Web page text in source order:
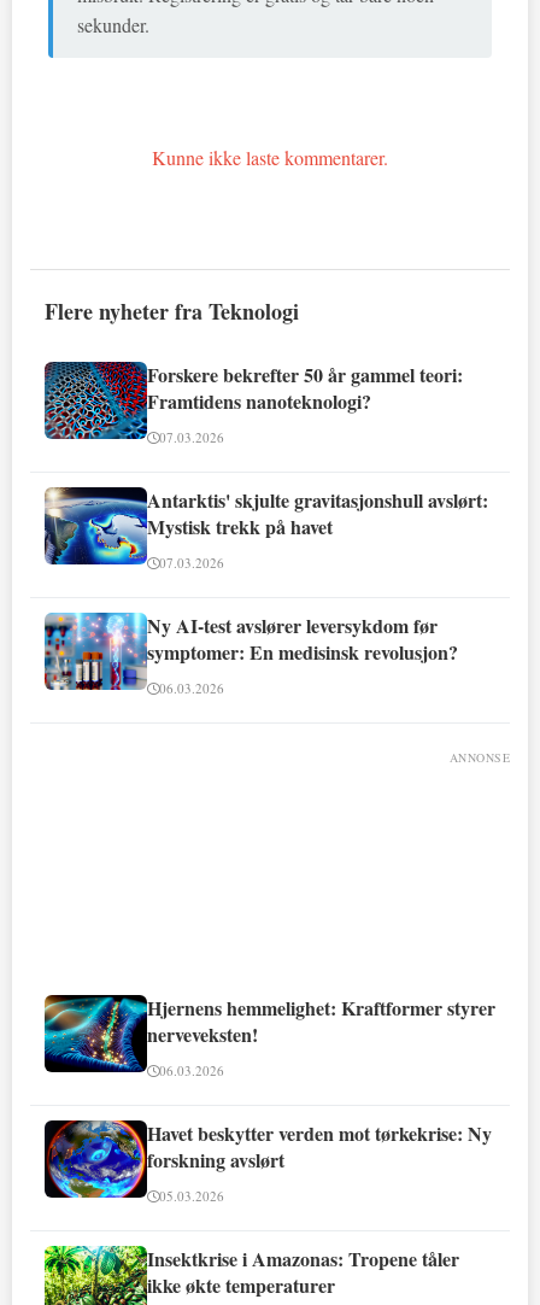
sekunder.
Kunne ikke laste kommentarer.
Flere nyheter fra Teknologi
Forskere bekrefter 50 år gammel teori:
Framtidens nanoteknologi?
07.03.2026
Antarktis' skjulte gravitasjonshull avslørt:
Mystisk trekk på havet
07.03.2026
Ny AI-test avslører leversykdom før
symptomer: En medisinsk revolusjon?
06.03.2026
ANNONSE
Hjernens hemmelighet: Kraftformer styrer
nerveveksten!
06.03.2026
Havet beskytter verden mot tørkekrise: Ny
forskning avslørt
05.03.2026
Insektkrise i Amazonas: Tropene tåler
ikke økte temperaturer